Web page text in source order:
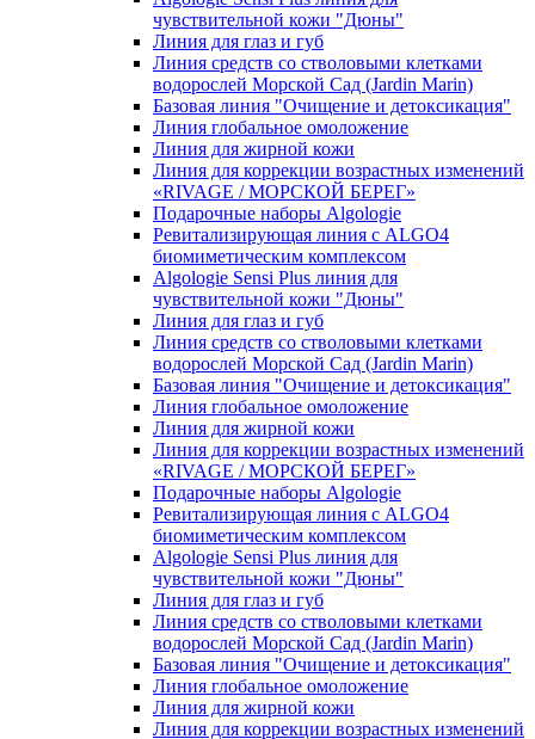
чувcтвительной кожи "Дюны"
Линия для глаз и губ
Линия средств со стволовыми клетками
водорослей Морской Сад (Jardin Marin)
Базовая линия "Очищение и детоксикация"
Линия глобальное омоложение
Линия для жирной кожи
Линия для коррекции возрастных изменений
«RIVAGE / МОРСКОЙ БЕРЕГ»
Подарочные наборы Algologie
Ревитализирующая линия с ALGO4
биомиметическим комплексом
Algologie Sensi Plus линия для
чувcтвительной кожи "Дюны"
Линия для глаз и губ
Линия средств со стволовыми клетками
водорослей Морской Сад (Jardin Marin)
Базовая линия "Очищение и детоксикация"
Линия глобальное омоложение
Линия для жирной кожи
Линия для коррекции возрастных изменений
«RIVAGE / МОРСКОЙ БЕРЕГ»
Подарочные наборы Algologie
Ревитализирующая линия с ALGO4
биомиметическим комплексом
Algologie Sensi Plus линия для
чувcтвительной кожи "Дюны"
Линия для глаз и губ
Линия средств со стволовыми клетками
водорослей Морской Сад (Jardin Marin)
Базовая линия "Очищение и детоксикация"
Линия глобальное омоложение
Линия для жирной кожи
Линия для коррекции возрастных изменений